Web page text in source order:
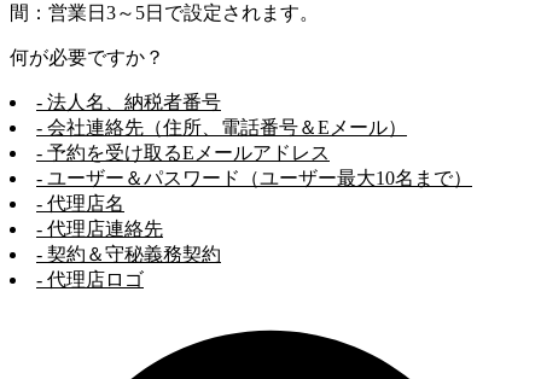
間：営業日3～5日で設定されます。
何が必要ですか？
- 法人名、納税者番号
- 会社連絡先（住所、電話番号＆Eメール）
- 予約を受け取るEメールアドレス
- ユーザー＆パスワード（ユーザー最大10名まで）
- 代理店名
- 代理店連絡先
- 契約＆守秘義務契約
- 代理店ロゴ